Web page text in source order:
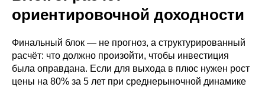
ориентировочной доходности
Финальный блок — не прогноз, а структурированный
расчёт: что должно произойти, чтобы инвестиция
была оправдана. Если для выхода в плюс нужен рост
цены на 80% за 5 лет при среднерыночной динамике